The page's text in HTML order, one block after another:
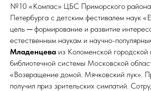
№10 «Компас» ЦБС Приморского
Петербурга с детским фестивалем наук
цель ─ формирование и развитие
естественным наукам и научно-
Младенцева из Коломенской городской
библиотечной системы Московской
«Возвращение домой. Мячковский лук».
получил приз зрительских симпатий.